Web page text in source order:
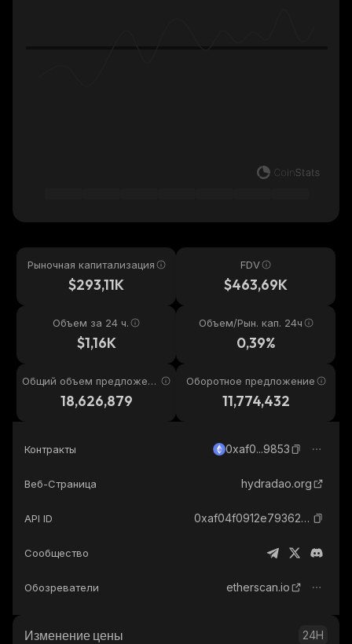
Рыночная капитализация
$293,11K
FDV
$463,69K
Объем за 24 ч.
$1,16K
Объем/Рын. кап. 24ч
0,39%
Общий объем предложени
18,626,879
Оборотное предложение
11,774,432
Контракты 0xaf0...9853
Веб-Страница hydradao.org
API ID 0xaf04f0912e793620824f4442b03f4d984af29853_ethereum
Сообщество
Обозреватели etherscan.io
Изменение цены 24H